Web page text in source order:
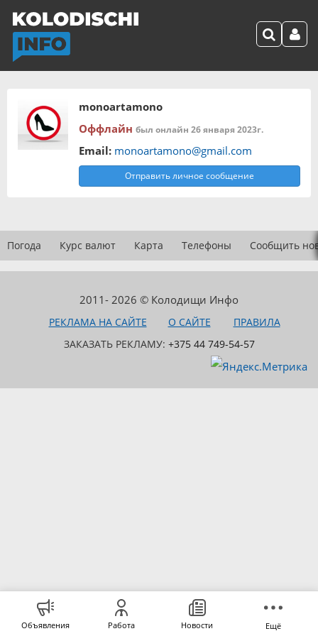
monoartamono
Оффлайн был онлайн 26 января 2023г.
Email: monoartamono@gmail.com
Отправить личное сообщение
Погода Курс валют Карта Телефоны Сообщить
2011- 2026 © Колодищи Инфо
РЕКЛАМА НА САЙТЕ О САЙТЕ
ПРАВИЛА
ЗАКАЗАТЬ РЕКЛАМУ: +375 44 749-54-57
Объявления Работа Новости Ещё